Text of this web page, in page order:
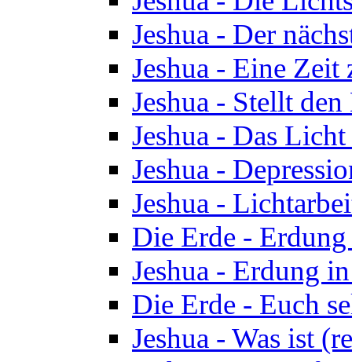
Jeshua - Der
Jeshua - Eine Zeit
Jeshua - Stellt
Jeshua - Das
Jeshua -
Jeshua -
Die Erde -
Jeshua - Erdung
Die Erde - Euch
Jeshua - Was ist